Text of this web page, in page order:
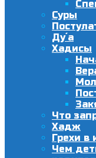
Суры
Ду´а
Хадисы
Что
Хадж
Грехи в
Чем